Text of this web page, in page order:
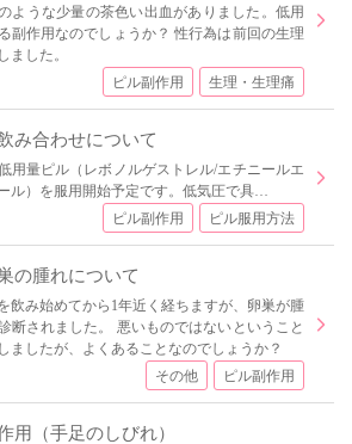
ような少量の茶色い出血がありました。低用
副作用なのでしょうか？ 性行為は前回の生理
ました。
ピル副作用 生理・生理痛
み合わせについて
用量ピル（レボノルゲストレル/エチニールエ
ル）を服用開始予定です。低気圧で具…
ピル副作用 ピル服用方法
の腫れについて
飲み始めてから1年近く経ちますが、卵巣が腫
断されました。 悪いものではないということ
ましたが、よくあることなのでしょうか？
その他 ピル副作用
用（手足のしびれ）